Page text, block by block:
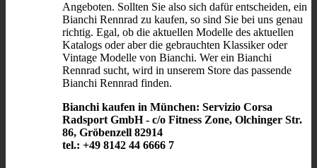
Angeboten. Sollten Sie also sich dafür entscheiden, ein
Bianchi Rennrad zu kaufen, so sind Sie bei uns genau
richtig. Egal, ob die aktuellen Modelle des aktuellen
Katalogs oder aber die gebrauchten Klassiker oder
Vintage Modelle von Bianchi. Wer ein Bianchi
Rennrad sucht, wird in unserem Store das passende
Bianchi Rennrad finden.
Bianchi kaufen in München: Servizio Corsa
Radsport GmbH - c/o Fitness Zone, Olchinger Str.
86, Gröbenzell 82914
tel.: +49 8142 44 6666 7